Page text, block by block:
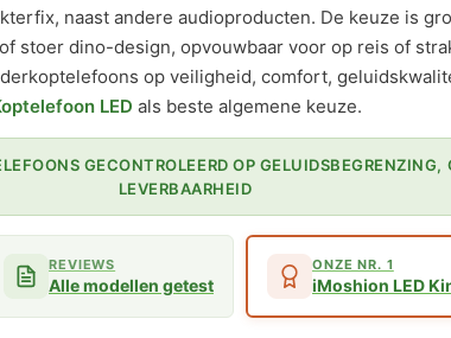
naast andere audioproducten. De keuze is
stoer dino-design, opvouwbaar voor op reis of
op veiligheid, comfort,
LED als beste algemene keuze.
GECONTROLEERD OP GELUIDSBEGRENZING,
LEVERBAARHEID
REVIEWS
Alle modellen getest
ONZE NR. 1
iMoshion LED